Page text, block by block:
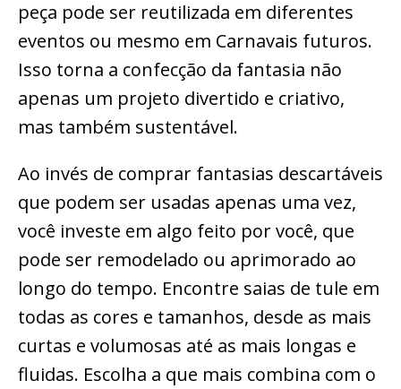
peça pode ser reutilizada em diferentes
eventos ou mesmo em Carnavais futuros.
Isso torna a confecção da fantasia não
apenas um projeto divertido e criativo,
mas também sustentável.
Ao invés de comprar fantasias descartáveis
que podem ser usadas apenas uma vez,
você investe em algo feito por você, que
pode ser remodelado ou aprimorado ao
longo do tempo. Encontre saias de tule em
todas as cores e tamanhos, desde as mais
curtas e volumosas até as mais longas e
fluidas. Escolha a que mais combina com o